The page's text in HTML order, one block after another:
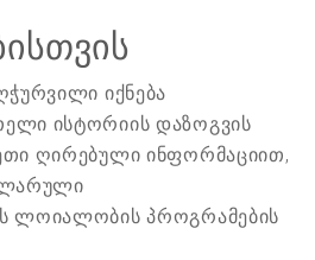
იქნება
ისტორიის დაზოგვის
ღირებული ინფორმაციით,
ლოიალობის პროგრამების